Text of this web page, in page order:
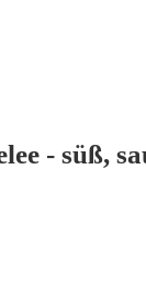
- süß,